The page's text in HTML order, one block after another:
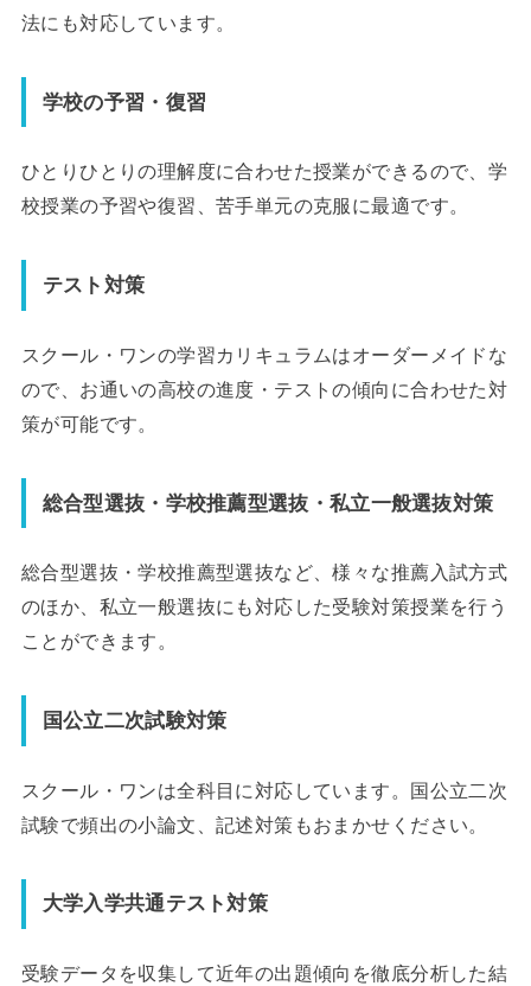
法にも対応しています。
学校の予習・復習
ひとりひとりの理解度に合わせた授業ができるので、学
校授業の予習や復習、苦手単元の克服に最適です。
テスト対策
スクール・ワンの学習カリキュラムはオーダーメイドな
ので、お通いの高校の進度・テストの傾向に合わせた対
策が可能です。
総合型選抜・学校推薦型選抜・私立一般選抜対策
総合型選抜・学校推薦型選抜など、様々な推薦入試方式
のほか、私立一般選抜にも対応した受験対策授業を行う
ことができます。
国公立二次試験対策
スクール・ワンは全科目に対応しています。国公立二次
試験で頻出の小論文、記述対策もおまかせください。
大学入学共通テスト対策
受験データを収集して近年の出題傾向を徹底分析した結